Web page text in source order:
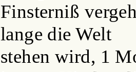
Finsterniß
lange die Welt
stehen wird, 1